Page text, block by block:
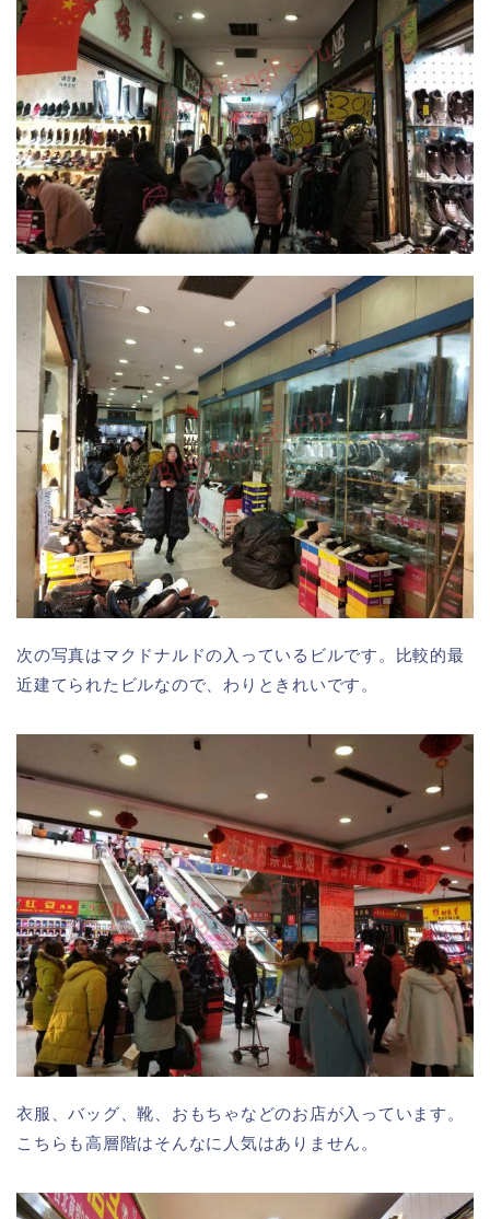
次の写真はマクドナルドの入っているビルです。比較的最
近建てられたビルなので、わりときれいです。
衣服、バッグ、靴、おもちゃなどのお店が入っています。
こちらも高層階はそんなに人気はありません。